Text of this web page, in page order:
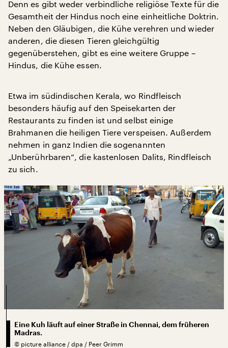
Denn es gibt weder verbindliche religiöse Texte für die
Gesamtheit der Hindus noch eine einheitliche Doktrin.
Neben den Gläubigen, die Kühe verehren und wieder
anderen, die diesen Tieren gleichgültig
gegenüberstehen, gibt es eine weitere Gruppe –
Hindus, die Kühe essen.
Etwa im südindischen Kerala, wo Rindfleisch
besonders häufig auf den Speisekarten der
Restaurants zu finden ist und selbst einige
Brahmanen die heiligen Tiere verspeisen. Außerdem
nehmen in ganz Indien die sogenannten
„Unberührbaren“, die kastenlosen Dalits, Rindfleisch
zu sich.
Eine Kuh läuft auf einer Straße in Chennai, dem früheren
Madras.
© picture alliance / dpa / Peer Grimm